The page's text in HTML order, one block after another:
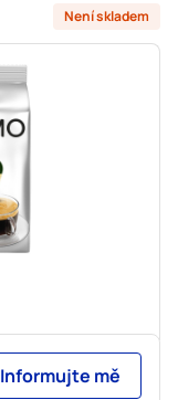
Není skladem
Informujte mě